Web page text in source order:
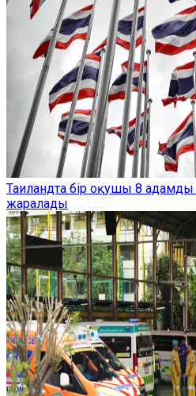
Таиландта бір оқушы 8 адамды
жаралады